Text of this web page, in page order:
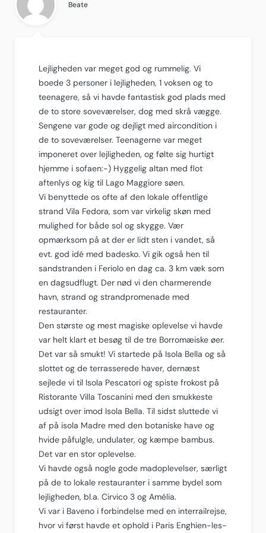
Beate
Lejligheden var meget god og rummelig. Vi
boede 3 personer i lejligheden, 1 voksen og to
teenagere, så vi havde fantastisk god plads med
de to store soveværelser, dog med skrå vægge.
Sengene var gode og dejligt med aircondition i
de to soveværelser. Teenagerne var meget
imponeret over lejligheden, og følte sig hurtigt
hjemme i sofaen:-) Hyggelig altan med flot
aftenlys og kig til Lago Maggiore søen.
Vi benyttede os ofte af den lokale offentlige
strand Vila Fedora, som var virkelig skøn med
mulighed for både sol og skygge. Vær
opmærksom på at der er lidt sten i vandet, så
evt. god idé med badesko. Vi gik også hen til
sandstranden i Feriolo en dag ca. 3 km væk som
en dagsudflugt. Der nød vi den charmerende
havn, strand og strandpromenade med
restauranter.
Den største og mest magiske oplevelse vi havde
var helt klart et besøg til de tre Borromæiske øer.
Det var så smukt! Vi startede på Isola Bella og så
slottet og de terrasserede haver, dernæst
sejlede vi til Isola Pescatori og spiste frokost på
Ristorante Villa Toscanini med den smukkeste
udsigt over imod Isola Bella. Til sidst sluttede vi
af på isola Madre med den botaniske have og
hvide påfulgle, undulater, og kæmpe bambus.
Det var en stor oplevelse.
Vi havde også nogle gode madoplevelser, særligt
på de to lokale restauranter i samme bydel som
lejligheden, bl.a. Cirvico 3 og Amélia.
Vi var i Baveno i forbindelse med en interrailrejse,
hvor vi først havde et ophold i Paris Enghien-les-